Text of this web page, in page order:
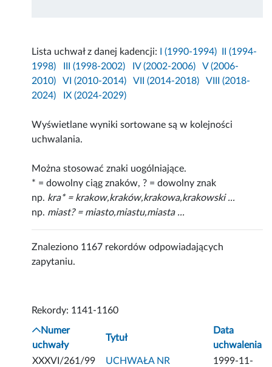
Lista uchwał z danej kadencji: I (1990-1994)
II (1994-
1998)
III (1998-2002) IV (2002-2006)
V (2006-
2010)
VI (2010-2014) VII (2014-2018)
VIII (2018-
2024)
IX (2024-2029)
Wyświetlane wyniki sortowane są w kolejności
uchwalania.
Można stosować znaki uogólniające.
* = dowolny ciąg znaków, ? = dowolny znak
np. kra* = krakow,kraków,krakowa,krakowski ...
np. miast? = miasto,miastu,miasta ...
Znaleziono 1167 rekordów odpowiadających
zapytaniu.
Rekordy: 1141-1160
Numer
uchwały
Tytuł
Data
uchwalenia
XXXVI/261/99
UCHWAŁA NR
1999-11-